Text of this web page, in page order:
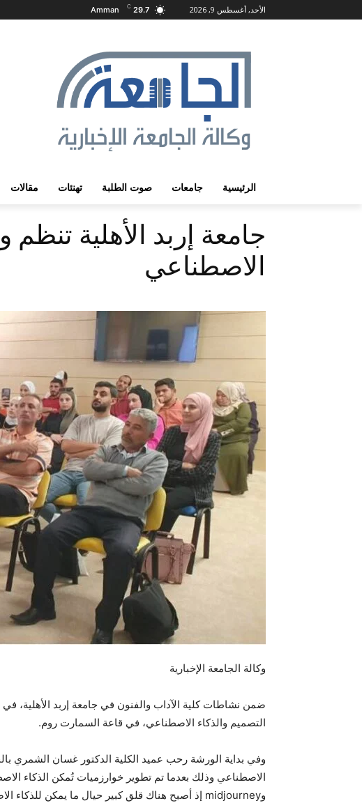
الأحد, أغسطس 9, 2026 29.7
C
Amman
الرئيسية جامعات صوت الطلبة تهنئات مقالات
جامعة إربد الأهلية
الاصطناعي
وكالة الجامعة الإخبارية
التصميم والذكاء الاصطناعي، في قاعة السمارت روم.
وفي بداية الورشة رحب عميد الكلية الدكتور غسان الشمري
الاصطناعي وذلك بعدما تم تطوير خوارزميات تُمكن الذكاء
وmidjourney إذ أصبح هناك قلق كبير حيال ما يمكن للذكاء الاصطناعي القيام به.